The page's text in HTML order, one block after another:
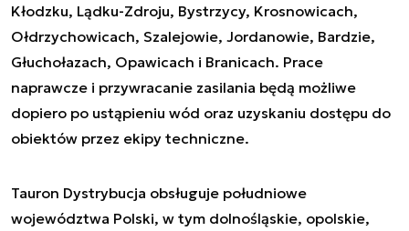
Kłodzku, Lądku-Zdroju, Bystrzycy, Krosnowicach,
Ołdrzychowicach, Szalejowie, Jordanowie, Bardzie,
Głuchołazach, Opawicach i Branicach. Prace
naprawcze i przywracanie zasilania będą możliwe
dopiero po ustąpieniu wód oraz uzyskaniu dostępu do
obiektów przez ekipy techniczne.
Tauron Dystrybucja obsługuje południowe
województwa Polski, w tym dolnośląskie, opolskie,